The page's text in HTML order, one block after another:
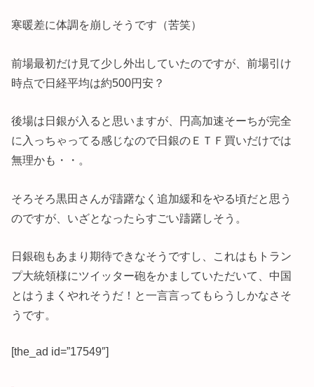
寒暖差に体調を崩しそうです（苦笑）
前場最初だけ見て少し外出していたのですが、前場引け
時点で日経平均は約500円安？
後場は日銀が入ると思いますが、円高加速そーちが完全
に入っちゃってる感じなので日銀のＥＴＦ買いだけでは
無理かも・・。
そろそろ黒田さんが躊躇なく追加緩和をやる頃だと思う
のですが、いざとなったらすごい躊躇しそう。
日銀砲もあまり期待できなそうですし、これはもトラン
プ大統領様にツイッター砲をかましていただいて、中国
とはうまくやれそうだ！と一言言ってもらうしかなさそ
うです。
[the_ad id=”17549″]